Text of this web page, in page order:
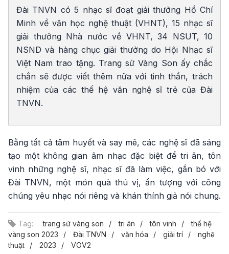
Đài TNVN có 5 nhạc sĩ đoạt giải thưởng Hồ Chí
Minh về văn học nghệ thuật (VHNT), 15 nhạc sĩ
giải thưởng Nhà nước về VHNT, 34 NSUT, 10
NSND và hàng chục giải thưởng do Hội Nhạc sĩ
Việt Nam trao tặng. Trang sử Vàng Son ấy chắc
chắn sẽ được viết thêm nữa với tinh thần, trách
nhiệm của các thế hệ văn nghệ sĩ trẻ của Đài
TNVN.
Bằng tất cả tâm huyết và say mê, các nghệ sĩ đã sáng
tạo một không gian âm nhạc đặc biệt để tri ân, tôn
vinh những nghệ sĩ, nhạc sĩ đã làm việc, gắn bó với
Đài TNVN, một món quà thú vị, ấn tượng với công
chúng yêu nhạc nói riêng và khán thính giả nói chung.
Tag: trang sử vàng son tri ân tôn vinh
thế hệ
vàng son 2023
Đài TNVN văn hóa giải trí
nghệ
thuật
2023 VOV2